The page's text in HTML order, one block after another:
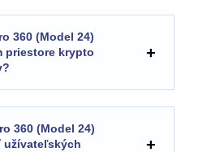
360 (Model 24)
priestore krypto
360 (Model 24)